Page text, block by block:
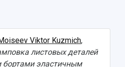
Degree
Units
Viktor Kuzmich,
листовых деталей
бортами эластичным